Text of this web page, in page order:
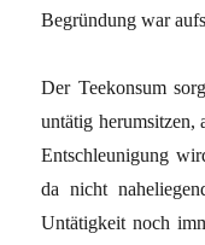
Begründung war
Der Teekonsum
untätig herumsitzen,
Entschleunigung
da nicht
Untätigkeit noch